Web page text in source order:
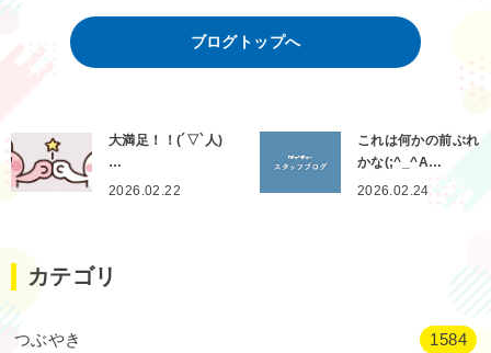
ブログトップへ
大満足！！(´▽`人)
…
2026.02.22
これは何かの前ぶれ
かな(;^_^A…
2026.02.24
カテゴリ
つぶやき 1584